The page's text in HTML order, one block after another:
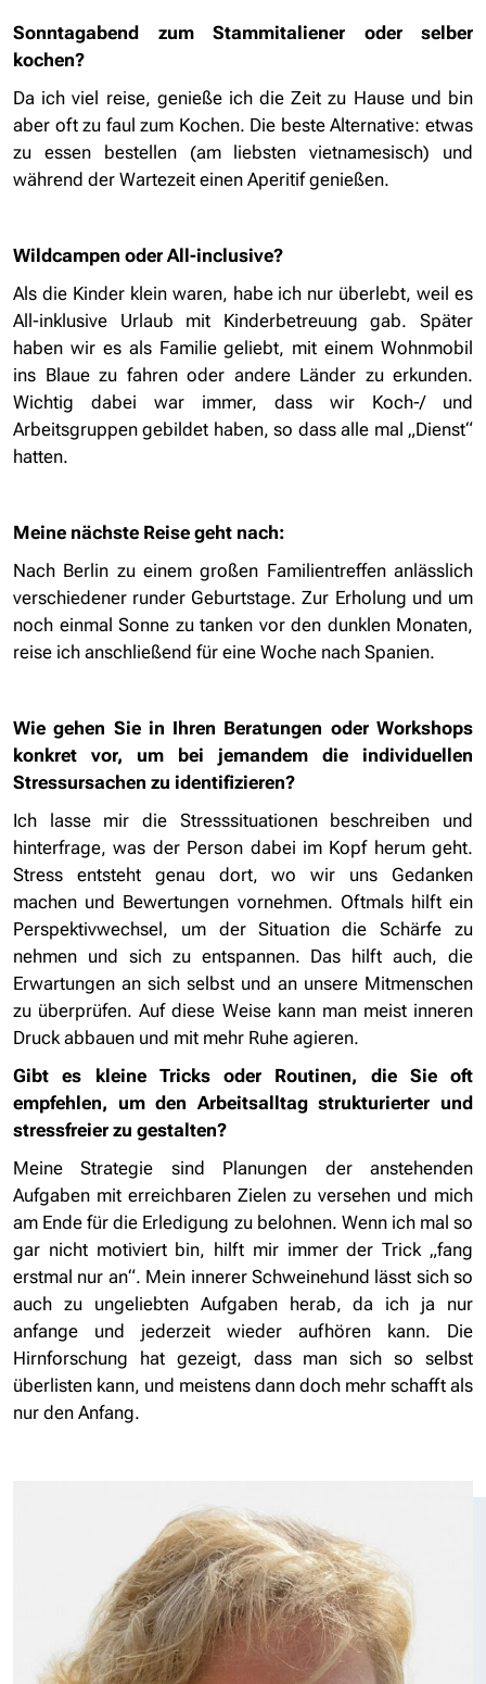
Sonntagabend zum Stammitaliener oder selber
kochen?
Da ich viel reise, genieße ich die Zeit zu Hause und bin
aber oft zu faul zum Kochen. Die beste Alternative: etwas
zu essen bestellen (am liebsten vietnamesisch) und
während der Wartezeit einen Aperitif genießen.
Wildcampen oder All-inclusive?
Als die Kinder klein waren, habe ich nur überlebt, weil es
All-inklusive Urlaub mit Kinderbetreuung gab. Später
haben wir es als Familie geliebt, mit einem Wohnmobil
ins Blaue zu fahren oder andere Länder zu erkunden.
Wichtig dabei war immer, dass wir Koch-/ und
Arbeitsgruppen gebildet haben, so dass alle mal „Dienst“
hatten.
Meine nächste Reise geht nach:
Nach Berlin zu einem großen Familientreffen anlässlich
verschiedener runder Geburtstage. Zur Erholung und um
noch einmal Sonne zu tanken vor den dunklen Monaten,
reise ich anschließend für eine Woche nach Spanien.
Wie gehen Sie in Ihren Beratungen oder Workshops
konkret vor, um bei jemandem die individuellen
Stressursachen zu identifizieren?
Ich lasse mir die Stresssituationen beschreiben und
hinterfrage, was der Person dabei im Kopf herum geht.
Stress entsteht genau dort, wo wir uns Gedanken
machen und Bewertungen vornehmen. Oftmals hilft ein
Perspektivwechsel, um der Situation die Schärfe zu
nehmen und sich zu entspannen. Das hilft auch, die
Erwartungen an sich selbst und an unsere Mitmenschen
zu überprüfen. Auf diese Weise kann man meist inneren
Druck abbauen und mit mehr Ruhe agieren.
Gibt es kleine Tricks oder Routinen, die Sie oft
empfehlen, um den Arbeitsalltag strukturierter und
stressfreier zu gestalten?
Meine Strategie sind Planungen der anstehenden
Aufgaben mit erreichbaren Zielen zu versehen und mich
am Ende für die Erledigung zu belohnen. Wenn ich mal so
gar nicht motiviert bin, hilft mir immer der Trick „fang
erstmal nur an“. Mein innerer Schweinehund lässt sich so
auch zu ungeliebten Aufgaben herab, da ich ja nur
anfange und jederzeit wieder aufhören kann. Die
Hirnforschung hat gezeigt, dass man sich so selbst
überlisten kann, und meistens dann doch mehr schafft als
nur den Anfang.